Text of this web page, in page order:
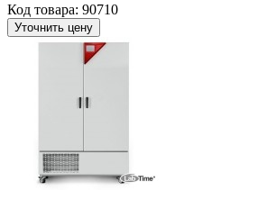
Код товара: 90710
Уточнить цену